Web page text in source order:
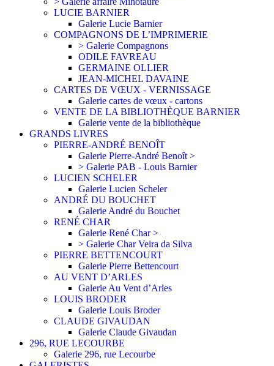
LUCIE BARNIER
Galerie Lucie Barnier
COMPAGNONS DE L’IMPRIMERIE
> Galerie Compagnons
ODILE FAVREAU
GERMAINE OLLIER
JEAN-MICHEL DAVAINE
CARTES DE VŒUX - VERNISSAGE
Galerie cartes de vœux - cartons
VENTE DE LA BIBLIOTHÈQUE BARNIER
Galerie vente de la bibliothèque
GRANDS LIVRES
PIERRE-ANDRÉ BENOÎT
Galerie Pierre-André Benoît >
> Galerie PAB - Louis Barnier
LUCIEN SCHELER
Galerie Lucien Scheler
ANDRÉ DU BOUCHET
Galerie André du Bouchet
RENÉ CHAR
Galerie René Char >
> Galerie Char Veira da Silva
PIERRE BETTENCOURT
Galerie Pierre Bettencourt
AU VENT D’ARLES
Galerie Au Vent d’Arles
LOUIS BRODER
Galerie Louis Broder
CLAUDE GIVAUDAN
Galerie Claude Givaudan
296, RUE LECOURBE
Galerie 296, rue Lecourbe